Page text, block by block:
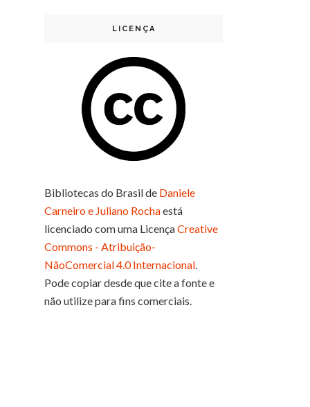
LICENÇA
Bibliotecas do Brasilde Daniele
Carneiro e Juliano Rochaestá
licenciado com uma LicençaCreative
Commons - Atribuição-
NãoComercial 4.0 Internacional.
Pode copiar desde que cite a fonte e
não utilize para fins comerciais.